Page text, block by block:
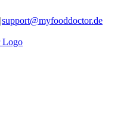
|support@myfooddoctor.de